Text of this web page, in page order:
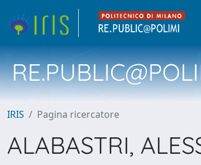
IRIS Pagina ricercatore
ALABASTRI,